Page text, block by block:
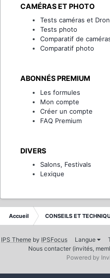
CAMÉRAS ET PHOTO
Tests caméras et
Tests photo
Comparatif de
Comparatif photo
ABONNÉS PREMIUM
Les formules
Mon compte
Créer un compte
FAQ Premium
DIVERS
Salons, Festivals
Lexique
Accueil CONSEILS ET
IPS Theme by IPSFocus Langue
Nous contacter (invités,
Powered by